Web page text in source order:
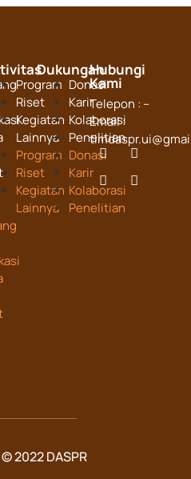
Program
Riset
Kegiatan
Lainnya
Program
Riset
Kegiatan
Lainnya
Dukungan
Donasi
Karir
Kolaborasi
Penelitian
Donasi
Karir
Kolaborasi
Penelitian
Hubungi
Kami
Telepon : –
Email :
2022 DASPR